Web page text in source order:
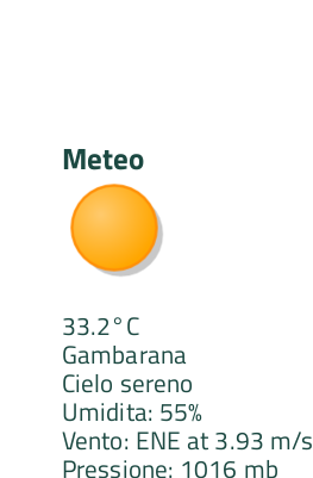
Meteo
33.2°C
Gambarana
Cielo sereno
Umidita: 55%
Vento: ENE at 3.93 m/s
Pressione: 1016 mb